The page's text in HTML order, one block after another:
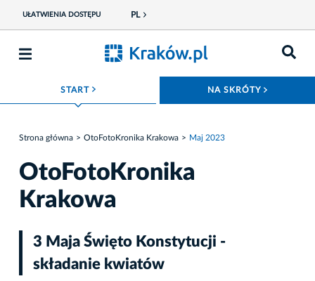
UŁATWIENIA DOSTĘPU PL
START ROZWIŃ MENU NA SKRÓTY
Strona główna OtoFotoKronika Krakowa Maj 2023
OtoFotoKronika
Krakowa
3 Maja Święto Konstytucji -
składanie kwiatów